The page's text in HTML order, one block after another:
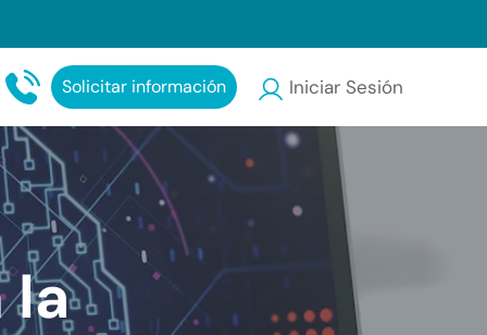
Solicitar información Iniciar Sesión
la